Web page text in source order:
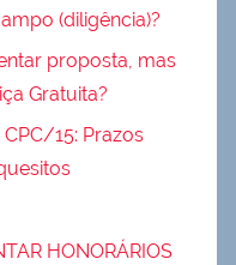
(diligência)?
proposta, mas
Gratuita?
15: Prazos
HONORÁRIOS